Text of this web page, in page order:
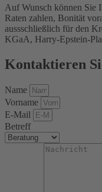
Auf Wunsch können Sie
Raten zahlen, Bonität
aussschließlich für den
KGaA, Harry-Epstein-
Kontaktieren
Name
Vorname
E-Mail
Betreff